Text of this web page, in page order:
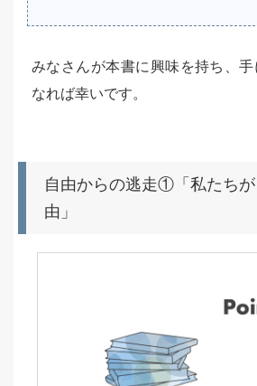
みなさんが本書に興味を持ち、
なれば幸いです。
自由からの逃走①「私たち
由」